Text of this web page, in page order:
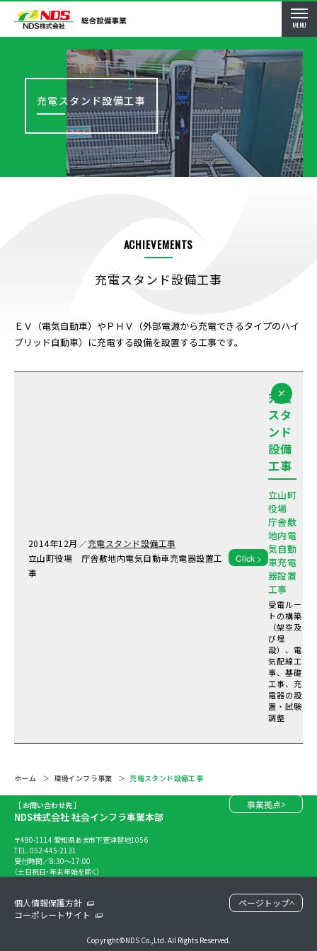
MENU
充電スタンド設備工事
ACHIEVEMENTS
充電スタンド設備工事
ＥＶ（電気自動車）やＰＨＶ（外部電源から充電できるタイプのハイ
ブリッド自動車）に充電する設備を設置する工事です。
2014年12月 ／充電スタンド設備工事
立山町役場 庁舎敷地内電気自動車充電器設置工
事
Click >
充電
スタ
ンド
設備
工事
立山町
役場
庁舎敷
地内電
気自動
車充電
器設置
工事
受電ルー
トの構築
（架空及
び埋
設）、電
気配線工
事、基礎
工事、充
電器の設
置・試験
調整
ホーム 環境インフラ事業 充電スタンド設備工事
［ お問い合わせ先 ］
NDS株式会社 社会インフラ事業本部
〒490-1114 愛知県あま市下萱津替地1056
TEL. 052-445-2131
受付時間／8:30～17:00
（土日祝日・年末年始を除く）
事業拠点
個人情報保護方針
コーポレートサイト
ページトップ
Copyright©NDS Co.,Ltd. All Rights Reserved.